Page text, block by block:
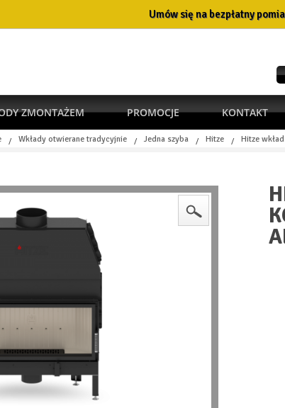
Umów się na bezpłatny
ZMONTAŻEM PROMOCJE KONTAKT
/ Wkłady otwierane tradycyjnie / Jedna szyba / Hitze / Hitze